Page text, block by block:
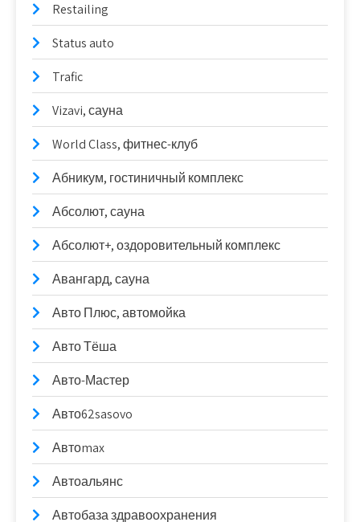
Restailing
Status auto
Trafic
Vizavi, сауна
World Class, фитнес-клуб
Абникум, гостиничный комплекс
Абсолют, сауна
Абсолют+, оздоровительный комплекс
Авангард, сауна
Авто Плюс, автомойка
Авто Тёша
Авто-Мастер
Авто62sasovo
Автоmax
Автоальянс
Автобаза здравоохранения